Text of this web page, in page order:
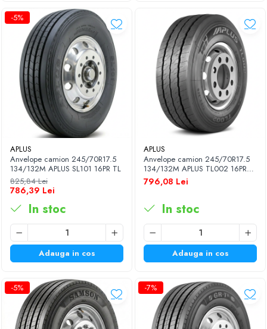
-5%
APLUS
Anvelope camion 245/70R17.5
134/132M APLUS SL101 16PR TL
825,84 Lei
786,39 Lei
In stoc
Adauga in cos
APLUS
Anvelope camion 245/70R17.5
134/132M APLUS TL002 16PR
TL
796,08 Lei
In stoc
Adauga in cos
-5% -7%